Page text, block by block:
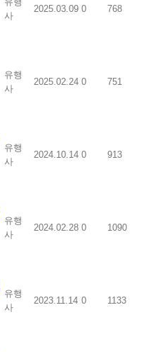
사
2025.03.09 0 768
유행
사
2025.02.24 0 751
유행
사
2024.10.14 0 913
유행
사
2024.02.28 0 1090
유행
사
2023.11.14 0 1133